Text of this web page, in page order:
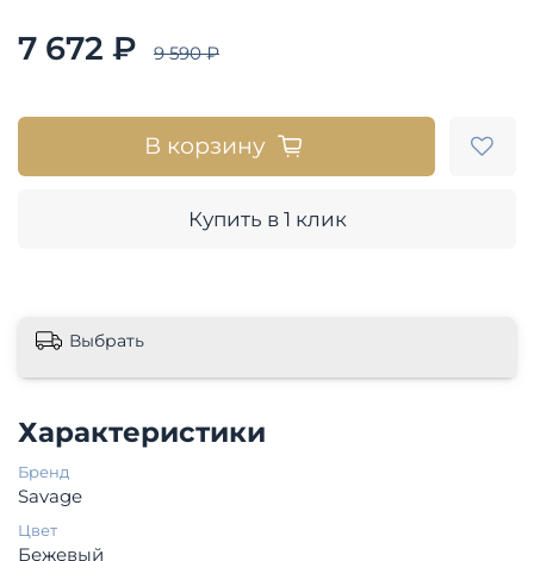
7 672 ₽ 9 590 ₽
В корзину
Купить в 1 клик
Выбрать
Характеристики
Бренд
Savage
Цвет
Бежевый